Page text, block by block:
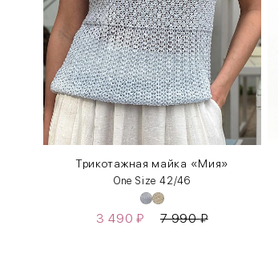
Трикотажная майка «Мия»
One Size 42/46
3 490₽ 7 990₽